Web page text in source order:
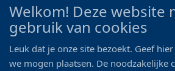
CONTACT
Ootmarsumseweg 125a
0546 - 622 990
Welkom! Deze website
gebruik van cookies
Leuk dat je onze site bezoekt. Geef
we mogen plaatsen. De noodzakelijke